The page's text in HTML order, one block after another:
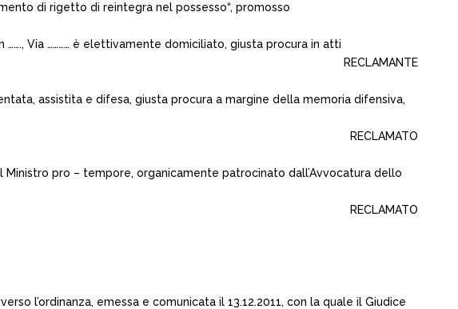
di rigetto di reintegra nel possesso“, promosso
……., Via ………… è elettivamente domiciliato, giusta procura in atti
RECLAMANTE
assistita e difesa, giusta procura a margine della memoria difensiva,
RECLAMATO
del Ministro pro – tempore, organicamente patrocinato dall’Avvocatura dello
RECLAMATO
l’ordinanza, emessa e comunicata il 13.12.2011, con la quale il Giudice